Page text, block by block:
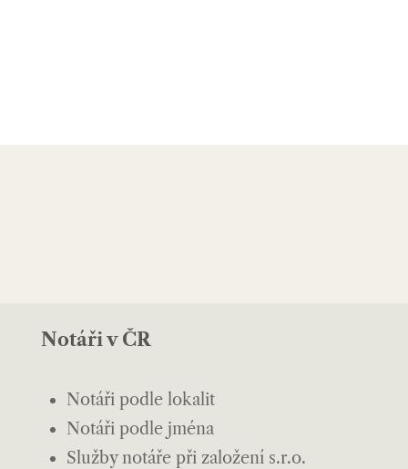
Notáři v ČR
Notáři podle lokalit
Notáři podle jména
Služby notáře při založení s.r.o.